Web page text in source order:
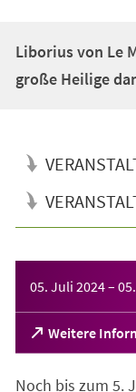
Liborius von Le
große Heilige
05. Juli 2024–
Weitere
(Öffnet
in
neuen
Noch bis zum 5.